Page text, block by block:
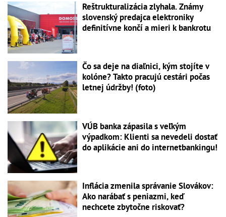
Reštrukturalizácia zlyhala. Známy
slovenský predajca elektroniky
definitívne končí a mieri k bankrotu
Čo sa deje na diaľnici, kým stojíte v
kolóne? Takto pracujú cestári počas
letnej údržby! (foto)
VÚB banka zápasila s veľkým
výpadkom: Klienti sa nevedeli dostať
do aplikácie ani do internetbankingu!
Inflácia zmenila správanie Slovákov:
Ako narábať s peniazmi, keď
nechcete zbytočne riskovať?